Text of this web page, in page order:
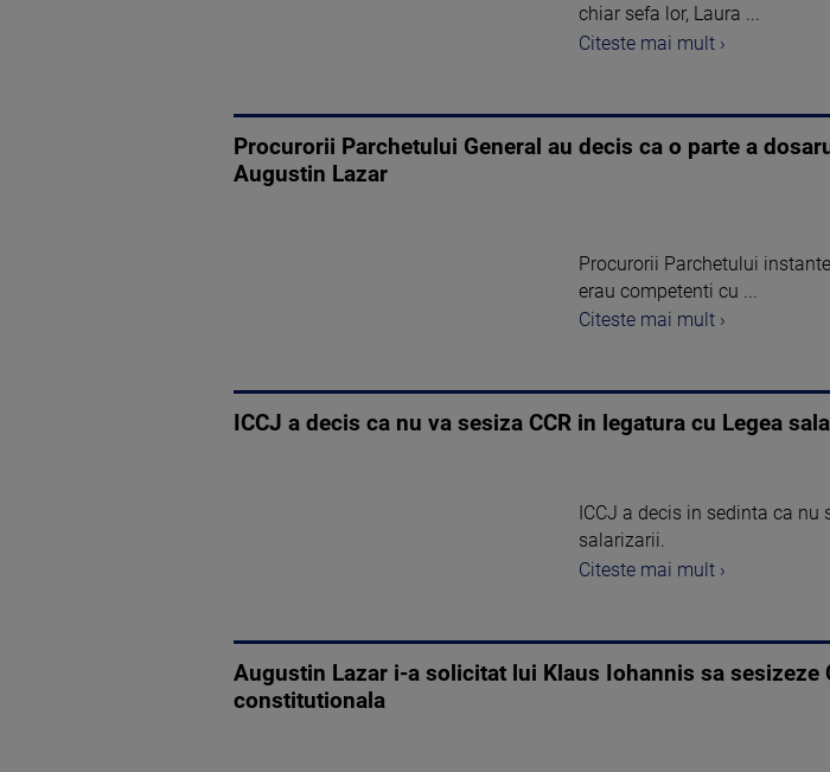
chiar sefa lor, Laura ...
Citeste mai mult ›
Procurorii Parchetului General au decis ca o parte a
Augustin Lazar
Procurorii Parchetului
erau competenti cu ...
Citeste mai mult ›
ICCJ a decis ca nu va sesiza CCR in legatura cu Legea
ICCJ a decis in sedinta ca
salarizarii.
Citeste mai mult ›
Augustin Lazar i-a solicitat lui Klaus Iohannis sa sesizeze
constitutionala